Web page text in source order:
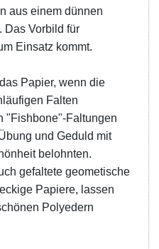
aus einem dünnen
Das Vorbild für
Einsatz kommt.
Papier, wenn die
Falten
"Fishbone"-Faltungen
und Geduld mit
belohnten.
gefaltete geometische
Papiere, lassen
Polyedern